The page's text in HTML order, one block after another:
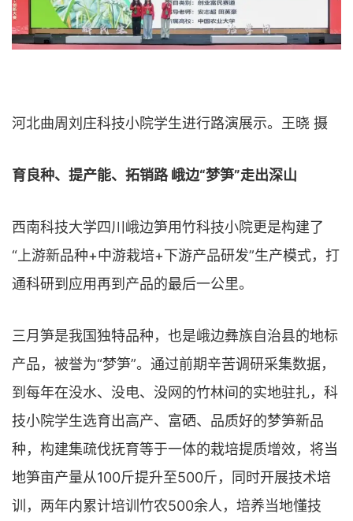
河北曲周刘庄科技小院学生进行路演展示。王晓 摄
育良种、提产能、拓销路 峨边“梦笋”走出深山
西南科技大学四川峨边笋用竹科技小院更是构建了
“上游新品种+中游栽培+下游产品研发”生产模式，打
通科研到应用再到产品的最后一公里。
三月笋是我国独特品种，也是峨边彝族自治县的地标
产品，被誉为“梦笋”。通过前期辛苦调研采集数据，
到每年在没水、没电、没网的竹林间的实地驻扎，科
技小院学生选育出高产、富硒、品质好的梦笋新品
种，构建集疏伐抚育等于一体的栽培提质增效，将当
地笋亩产量从100斤提升至500斤，同时开展技术培
训，两年内累计培训竹农500余人，培养当地懂技